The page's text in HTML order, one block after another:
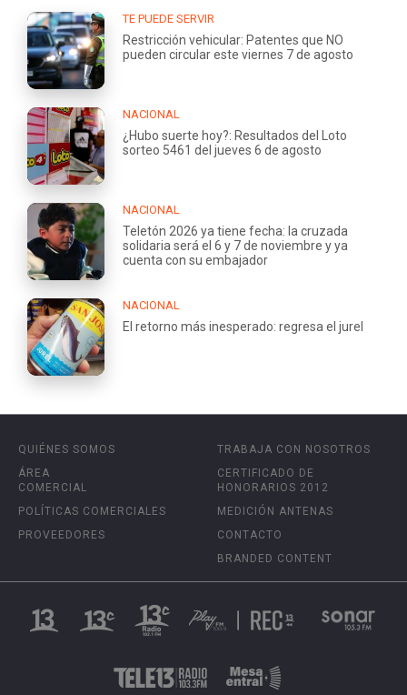
TE PUEDE SERVIR
Restricción vehicular: Patentes que NO
pueden circular este viernes 7 de agosto
NACIONAL
¿Hubo suerte hoy?: Resultados del Loto
sorteo 5461 del jueves 6 de agosto
NACIONAL
Teletón 2026 ya tiene fecha: la cruzada
solidaria será el 6 y 7 de noviembre y ya
cuenta con su embajador
NACIONAL
El retorno más inesperado: regresa el jurel
QUIÉNES SOMOS
ÁREA
COMERCIAL
POLÍTICAS COMERCIALES
PROVEEDORES
TRABAJA CON NOSOTROS
CERTIFICADO DE
HONORARIOS 2012
MEDICIÓN ANTENAS
CONTACTO
BRANDED CONTENT